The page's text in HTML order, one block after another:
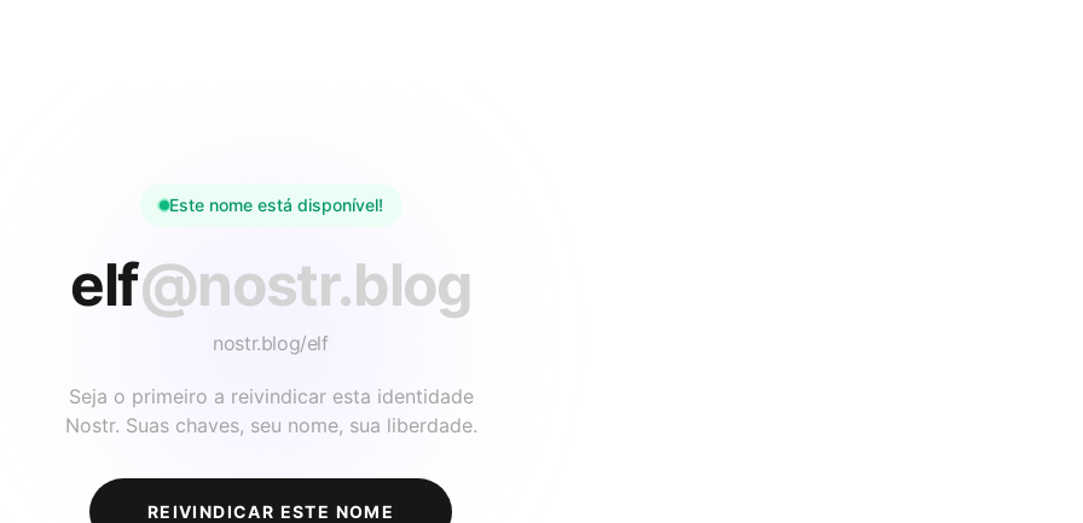
Este nome está disponível!
elf@nostr.blog
nostr.blog/elf
Seja o primeiro a reivindicar esta identidade
Nostr. Suas chaves, seu nome, sua liberdade.
REIVINDICAR ESTE NOME